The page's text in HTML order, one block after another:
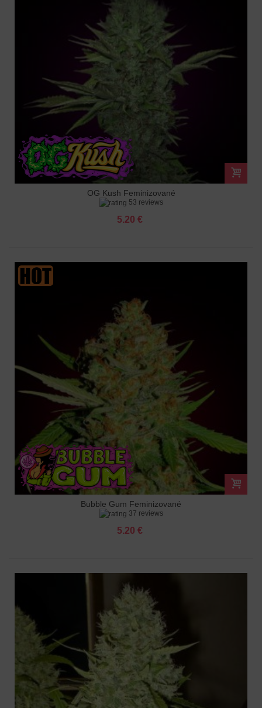
OG Kush Feminizované
53 reviews
5.20 €
Bubble Gum Feminizované
37 reviews
5.20 €